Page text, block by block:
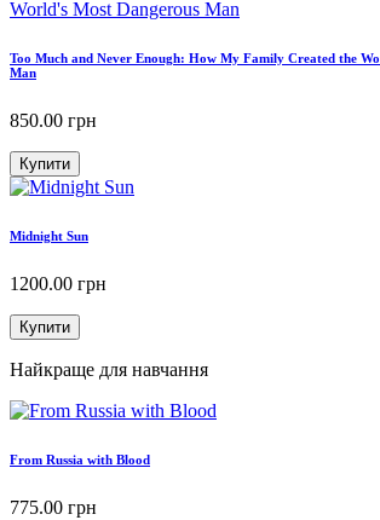
Too Much and Never Enough: How My Family Created the
Man
850.00 грн
Купити
Midnight Sun
1200.00 грн
Купити
Найкраще для навчання
From Russia with Blood
775.00 грн